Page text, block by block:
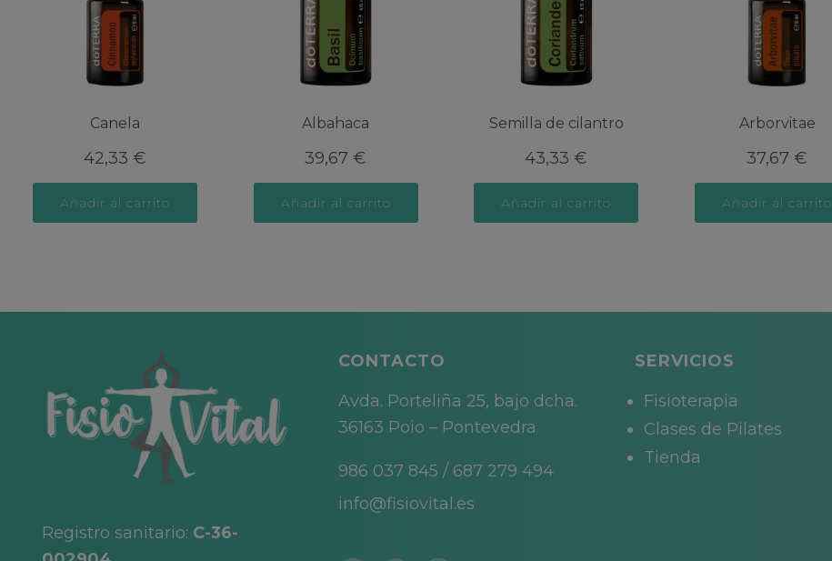
Canela
42,33 €
Añadir al carrito
Albahaca
39,67 €
Añadir al carrito
Semilla de cilantro
43,33 €
Añadir al carrito
Arborvitae
37,67 €
Añadir al carrito
Registro sanitario: C-36-
CONTACTO
Avda. Porteliña 25, bajo dcha.
36163 Poio – Pontevedra
986 037 845 / 687 279 494
info@fisiovital.es
SERVICIOS
Fisioterapia
Clases de Pilates
Tienda